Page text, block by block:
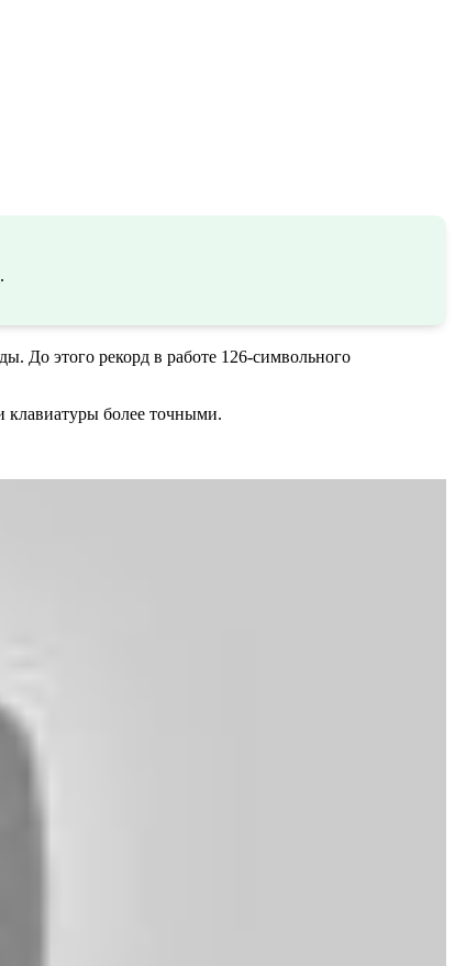
.
До этого рекорд в работе 126-символьного
клавиатуры более точными.